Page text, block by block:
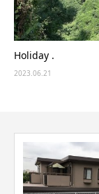
Holiday .
2023.06.21